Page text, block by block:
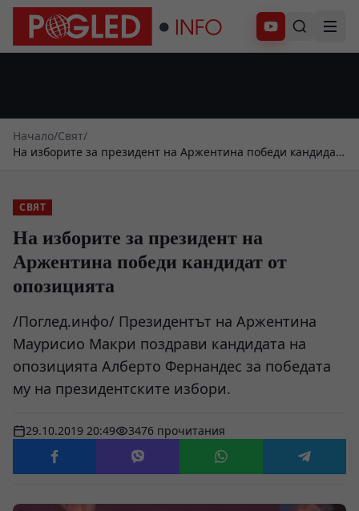
Абонирай се
Начало/Свят/
На изборите за президент на Аржентина победи кандидат
СВЯТ
На изборите за президент на
Аржентина победи кандидат от
опозицията
/Поглед.инфо/ Президентът на Аржентина
Маурисио Макри поздрави кандидата на
опозицията Алберто Фернандес за победата
му на президентските избори.
29.10.2019 20:49 3476 прочитания